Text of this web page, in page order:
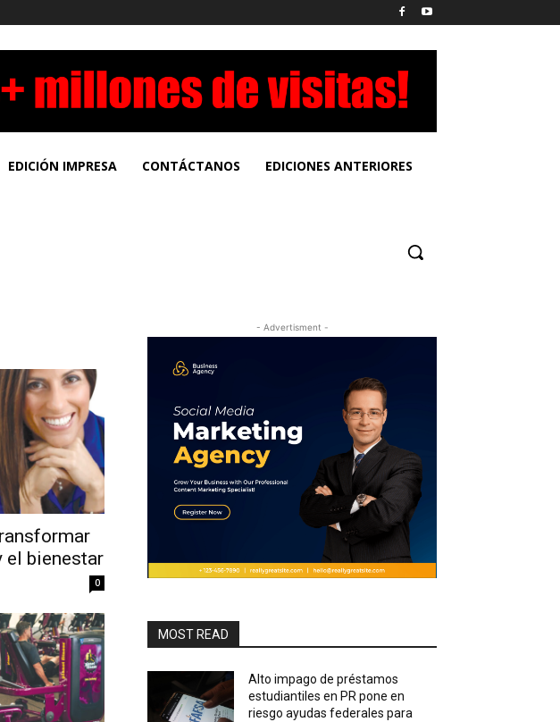
EDICIÓN IMPRESA CONTÁCTANOS EDICIONES ANTERIORES
el bienestar
0
- Advertisment -
MOST READ
Alto impago de préstamos
estudiantiles en PR pone en
riesgo ayudas federales para